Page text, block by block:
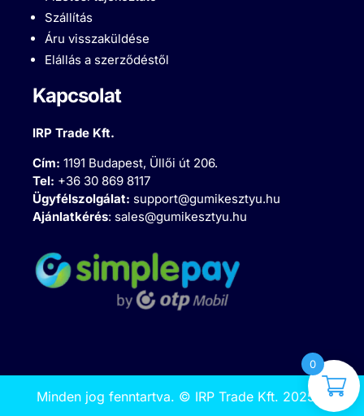
Szállítás
Áru visszaküldése
Elállás a szerződéstől
Kapcsolat
IRP Trade Kft.
Cím:1191 Budapest, Üllői út 206.
Tel: +36 30 869 8117
Ügyfélszolgálat: support@gumikesztyu.hu
Ajánlatkérés: sales@gumikesztyu.hu
Minden jog fenntartva. © IRP Trade Kft. 2025
0